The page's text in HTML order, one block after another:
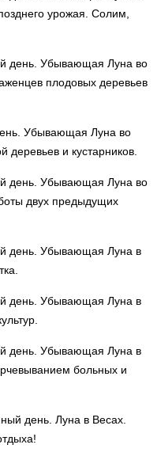
урожая. Солим,
день. Убывающая Луна во
плодовых деревьев
Убывающая Луна во
деревьев и кустарников.
день. Убывающая Луна во
двух предыдущих
день. Убывающая Луна в
день. Убывающая Луна в
день. Убывающая Луна в
больных и
день. Луна в Весах.